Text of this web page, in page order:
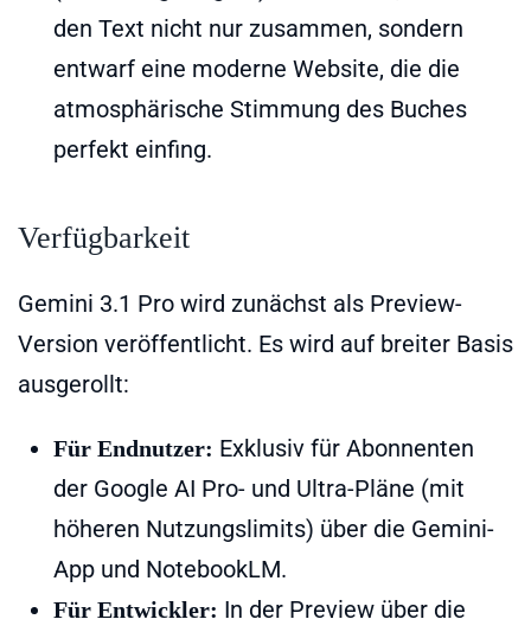
den Text nicht nur zusammen, sondern
entwarf eine moderne Website, die die
atmosphärische Stimmung des Buches
perfekt einfing.
Verfügbarkeit
Gemini 3.1 Pro wird zunächst als Preview-
Version veröffentlicht. Es wird auf breiter Basis
ausgerollt:
Für Endnutzer: Exklusiv für Abonnenten
der Google AI Pro- und Ultra-Pläne (mit
höheren Nutzungslimits) über die Gemini-
App und NotebookLM.
Für Entwickler: In der Preview über die